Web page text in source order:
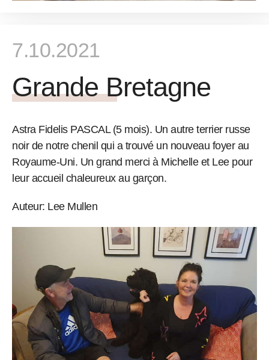
7.10.2021
Grande Bretagne
Astra Fidelis PASCAL (5 mois). Un autre terrier russe
noir de notre chenil qui a trouvé un nouveau foyer au
Royaume-Uni. Un grand merci à Michelle et Lee pour
leur accueil chaleureux au garçon.
Auteur: Lee Mullen